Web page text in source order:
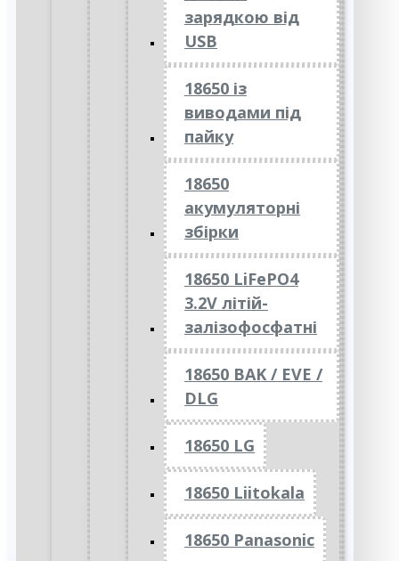
зарядкою від
USB
18650 із
виводами під
пайку
18650
акумуляторні
збірки
18650 LiFePO4
3.2V літій-
залізофосфатні
18650 BAK / EVE /
DLG
18650 LG
18650 Liitokala
18650 Panasonic